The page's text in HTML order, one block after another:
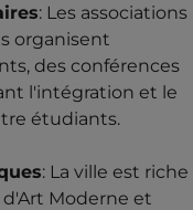
: Les associations
organisent
des conférences
l'intégration et le
étudiants.
: La ville est riche
Moderne et